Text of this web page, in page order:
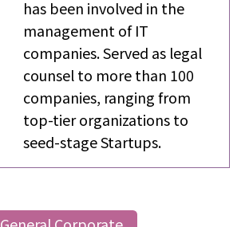
has been involved in the
management of IT
companies. Served as legal
counsel to more than 100
companies, ranging from
top-tier organizations to
seed-stage Startups.